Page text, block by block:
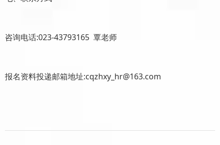
咨询电话:023-43793165 覃老师
报名资料投递邮箱地址:cqzhxy_hr@163.com